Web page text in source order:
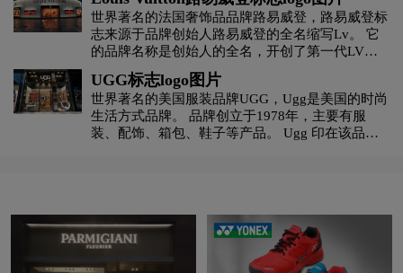
科技logo设计 咖啡logo设计 快递公司logo设计
利口酒logo设计 零售logo设计 龙舌兰logo设计
零食logo设计 卤味logo设计
摩托车logo设计 M字母汉字酒店logo设计
雅的名流美女结下了不解之缘。 其经典标志、开
口椭圆和首字母“V”的组合——已成为品牌永恒的
象征和迷人光彩的时尚坐标。
世界著名的法国奢饰品品牌路易威登，路易威登标
志来源于品牌创始人路易威登的全名缩写Lv。 它
的品牌名称是创始人的全名，开创了第一代LV图
案。 从此，大写字母组合LV的图案就一直是LV皮
具的标志。 会标图案诞生于路易威登成立六年
后。 当时，乔治·威登认为有必要给品牌产品赋予
一致的形象标记，于是他花了数周时间不断创作图
案主题草图。 这一时期日本美学风潮在欧洲盛
UGG标志logo图片
世界著名的美国服装品牌UGG，Ugg是美国的时尚
生活方式品牌。 品牌创立于1978年，主要有服
装、配饰、箱包、鞋子等产品。 Ugg 印在该品牌